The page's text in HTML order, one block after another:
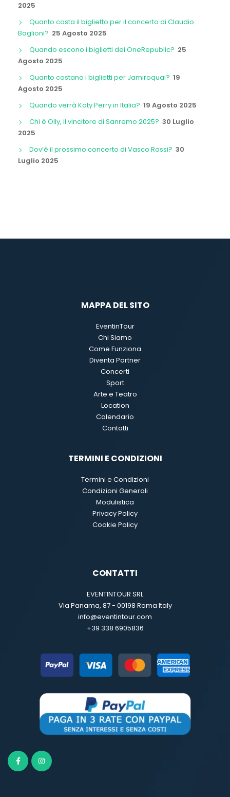
2025
Quanto costa il biglietto per il concerto di Claudio
Baglioni? 25 Agosto 2025
Quando escono i biglietti dei OneRepublic? 25
Agosto 2025
Quanto costano i biglietti per Jamiroquai? 19
Agosto 2025
Quando verrà Katy Perry in Italia? 19 Agosto 2025
Chi è Olly, il vincitore di Sanremo 2025? 30 Luglio
2025
Dov’è il prossimo concerto di Vasco Rossi? 30
Luglio 2025
MAPPA DEL SITO
EventinTour
Chi Siamo
Come Funziona
Diventa Partner
Concerti
Sport
Arte e Teatro
Location
Calendario
Contatti
TERMINI E CONDIZIONI
Termini e Condizioni
Condizioni Generali
Modulistica
Privacy Policy
Cookie Policy
CONTATTI
EVENTINTOUR SRL
Via Panama, 87 - 00198 Roma Italy
info@eventintour.com
+39 338 6905836